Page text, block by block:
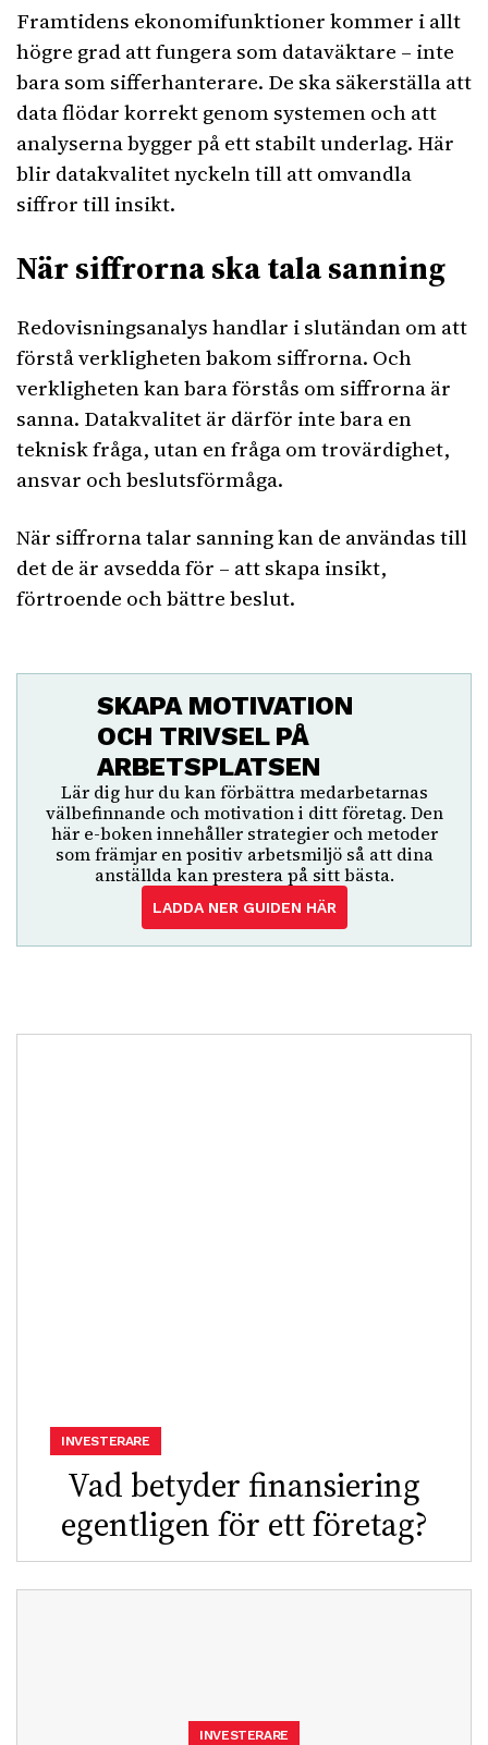
Framtidens ekonomifunktioner kommer i allt
högre grad att fungera som dataväktare – inte
bara som sifferhanterare. De ska säkerställa att
data flödar korrekt genom systemen och att
analyserna bygger på ett stabilt underlag. Här
blir datakvalitet nyckeln till att omvandla
siffror till insikt.
När siffrorna ska tala sanning
Redovisningsanalys handlar i slutändan om att
förstå verkligheten bakom siffrorna. Och
verkligheten kan bara förstås om siffrorna är
sanna. Datakvalitet är därför inte bara en
teknisk fråga, utan en fråga om trovärdighet,
ansvar och beslutsförmåga.
När siffrorna talar sanning kan de användas till
det de är avsedda för – att skapa insikt,
förtroende och bättre beslut.
SKAPA MOTIVATION
OCH TRIVSEL PÅ
ARBETSPLATSEN
Lär dig hur du kan förbättra medarbetarnas
välbefinnande och motivation i ditt företag. Den
här e-boken innehåller strategier och metoder
som främjar en positiv arbetsmiljö så att dina
anställda kan prestera på sitt bästa.
LADDA NER GUIDEN HÄR
Vad betyder finansiering
egentligen för ett företag?
INVESTERARE
INVESTERARE